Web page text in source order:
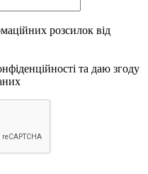
розсилок від
та даю згоду